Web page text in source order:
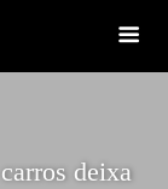
deixa